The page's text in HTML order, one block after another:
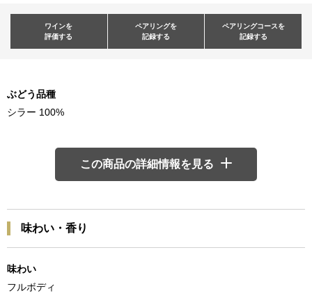
ワインを
評価する
ペアリングを
記録する
ペアリングコースを
記録する
ぶどう品種
シラー 100%
この商品の詳細情報を見る
味わい・香り
味わい
フルボディ